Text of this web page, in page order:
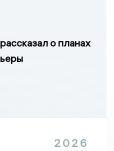
о планах
2026